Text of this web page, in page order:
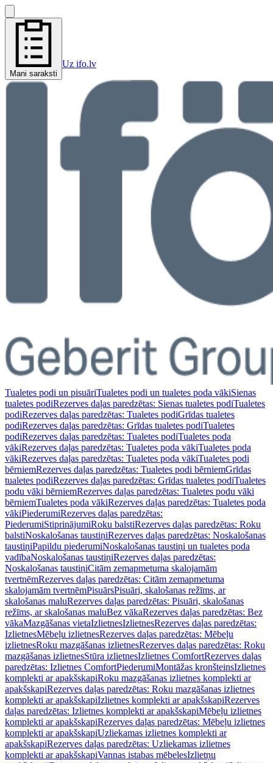
Mani saraksti
Uz ifo.lv
Tualetes podi un pisuāriTualetes podi un tualetes poda vākiSienas
tualetes podiRezerves daļas paredzētas: Sienas tualetes podiTualetes
podiRezerves daļas paredzētas: Tualetes podiGrīdas tualetes
podiRezerves daļas paredzētas: Grīdas tualetes podiTualetes
podiRezerves daļas paredzētas: Tualetes podiTualetes poda
vākiRezerves daļas paredzētas: Tualetes poda vākiTualetes poda
vākiRezerves daļas paredzētas: Tualetes poda vākiTualetes podi
bērniemRezerves daļas paredzētas: Tualetes podi bērniemGrīdas
tualetes podiRezerves daļas paredzētas: Grīdas tualetes podiTualetes
podu vāki bērniemRezerves daļas paredzētas: Tualetes podu vāki
bērniemTualetes poda vākiRezerves daļas paredzētas: Tualetes poda
vākiPiederumiRezerves daļas paredzētas:
PiederumiStiprinājumiRoku balstiRezerves daļas paredzētas: Roku
balstiNoskalošanas taustiņiRezerves daļas paredzētas: Noskalošanas
taustiņiPapildu piederumiNoskalošanas taustiņi un tualetes poda
vadībaNoskalošanas taustiņiRezerves daļas paredzētas:
Noskalošanas taustiņiCitām zemapmetuma skalojamām
tvertnēmRezerves daļas paredzētas: Citām zemapmetuma
skalojamām tvertnēmPisuārsPisuāri, skalošanas režīms, ar
skalošanas maluRezerves daļas paredzētas: Pisuāri, skalošanas
režīms, ar skalošanas maluBez vākaRezerves daļas paredzētas: Bez
vākaMazgāšanas vietaIzlietnesIzlietnesRezerves daļas paredzētas:
IzlietnesMēbeļu izlietnesRezerves daļas paredzētas: Mēbeļu
izlietnesRoku mazgāšanas izlietnesRezerves daļas paredzētas: Roku
mazgāšanas izlietnesStūra izlietnesIzlietnes ComfortRezerves daļas
paredzētas: Izlietnes ComfortPiederumiMontāžas kronšteinsIzlietnes
komplekti ar apakšskapiRoku mazgāšanas izlietnes komplekti ar
apakšskapiRezerves daļas paredzētas: Roku mazgāšanas izlietnes
komplekti ar apakšskapiIzlietnes komplekti ar apakšskapiRezerves
daļas paredzētas: Izlietnes komplekti ar apakšskapiMēbeļu izlietnes
komplekti ar apakšskapiRezerves daļas paredzētas: Mēbeļu izlietnes
komplekti ar apakšskapiUzliekamas izlietnes komplekti ar
apakšskapiRezerves daļas paredzētas: Uzliekamas izlietnes
komplekti ar apakšskapiVannas istabas mēbelesIzlietņu